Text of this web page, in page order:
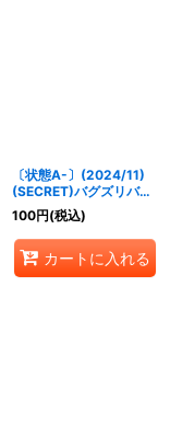
〔状態A-〕(2024/11)
(SECRET)バグズリバー
ス【C-SEC】{BSC44-
RV008}《緑》
100円(税込)
カートに入れる